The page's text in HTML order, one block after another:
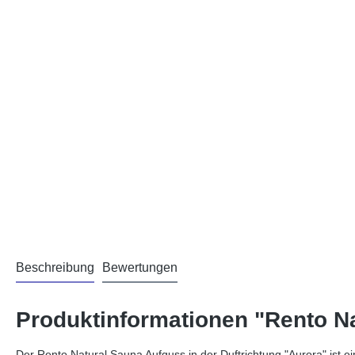
Beschreibung Bewertungen
Produktinformationen "Rento